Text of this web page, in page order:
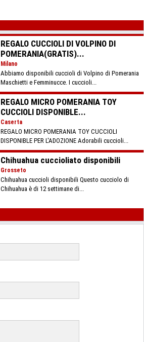
REGALO CUCCIOLI DI VOLPINO DI
POMERANIA(GRATIS)...
Milano
Abbiamo disponibili cuccioli di Volpino di Pomerania
Maschietti e Femminucce. I cuccioli...
REGALO MICRO POMERANIA TOY
CUCCIOLI DISPONIBLE...
Caserta
REGALO MICRO POMERANIA TOY CUCCIOLI
DISPONIBLE PER L'ADOZIONE Adorabili cuccioli...
Chihuahua cuccioliato disponibili
Grosseto
Chihuahua cuccioli disponibili Questo cucciolo di
Chihuahua è di 12 settimane di...